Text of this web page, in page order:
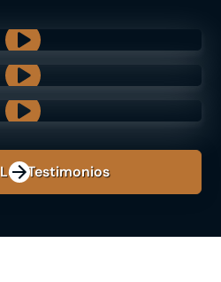
Testimonios